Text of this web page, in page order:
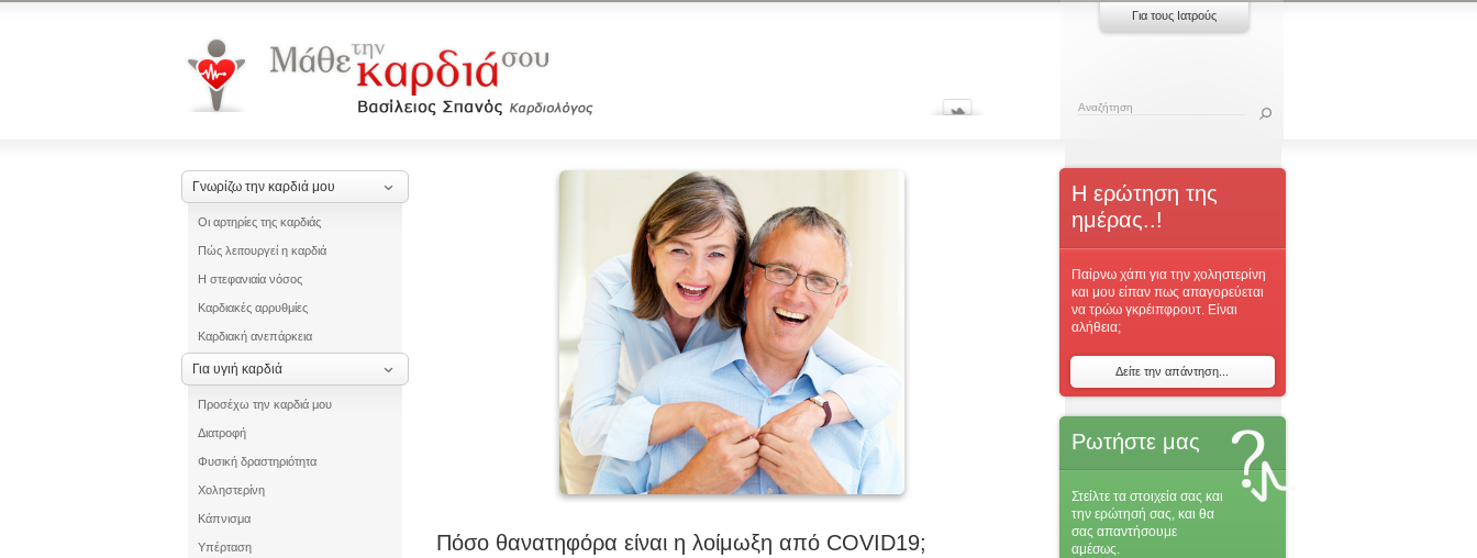
Για τους Ιατρούς
Γνωρίζω την καρδιά μου
Οι αρτηρίες της καρδιάς
Πώς λειτουργεί η καρδιά
Η στεφανιαία νόσος
Καρδιακές αρρυθμίες
Καρδιακή ανεπάρκεια
Για υγιή καρδιά
Προσέχω την καρδιά μου
Διατροφή
Φυσική δραστηριότητα
Χοληστερίνη
Κάπνισμα
Υπέρταση Πόσο θανατηφόρα είναι η λοίμωξη από COVID19;
Η ερώτηση της
ημέρας..!
Παίρνω χάπι για την χοληστερίνη
και μου είπαν πως απαγορεύεται
να τρώω γκρέιπφρουτ. Είναι
αλήθεια;
Δείτε την απάντηση...
Ρωτήστε μας
Στείλτε τα στοιχεία σας και
την ερώτησή σας, και θα
σας απαντήσoυμε
αμέσως.